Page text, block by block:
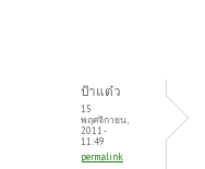
ป้าแต๋ว
15
พฤศจิกายน,
2011 -
11:49
permalink